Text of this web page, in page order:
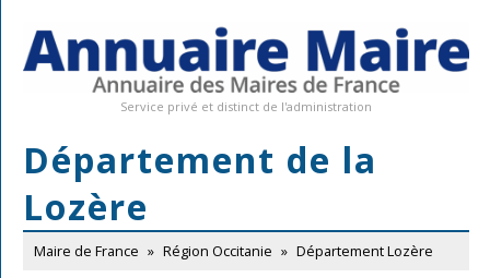
Service privé et distinct de l'administration
Département de la
Lozère
Maire de France » Région Occitanie » Département Lozère